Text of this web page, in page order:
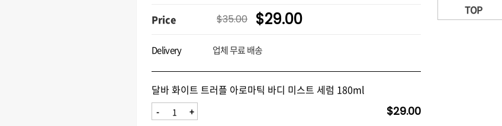
Price $35.00 $29.00
Delivery 업체 무료 배송
달바 화이트 트러플 아로마틱 바디 미스트 세럼 180ml
- + $29.00
TOP